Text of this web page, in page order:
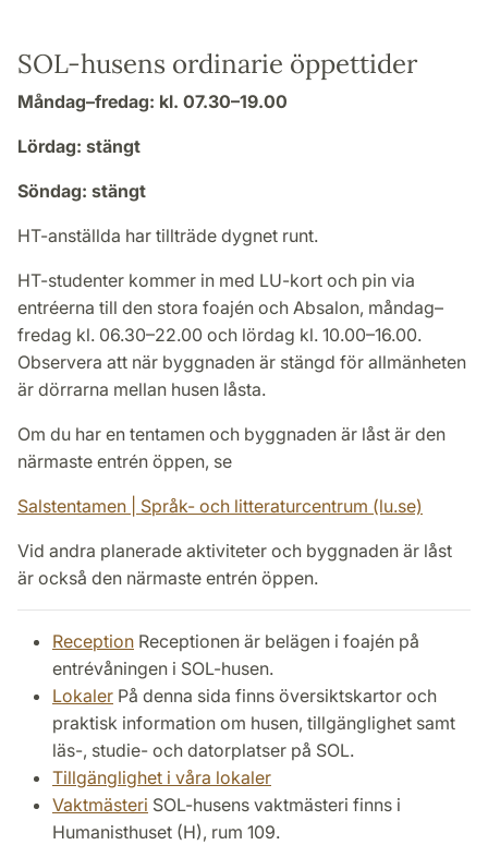
SOL-husens ordinarie öppettider
Måndag–fredag: kl. 07.30–19.00
Lördag: stängt
Söndag: stängt
HT-anställda har tillträde dygnet runt.
HT-studenter kommer in med LU-kort och pin via
entréerna till den stora foajén och Absalon, måndag–
fredag kl. 06.30–22.00 och lördag kl. 10.00–16.00.
Observera att när byggnaden är stängd för allmänheten
är dörrarna mellan husen låsta.
Om du har en tentamen och byggnaden är låst är den
närmaste entrén öppen, se
Salstentamen | Språk- och litteraturcentrum (lu.se)
Vid andra planerade aktiviteter och byggnaden är låst
är också den närmaste entrén öppen.
Reception Receptionen är belägen i foajén på
entrévåningen i SOL-husen.
Lokaler På denna sida finns översiktskartor och
praktisk information om husen, tillgänglighet samt
läs-, studie- och datorplatser på SOL.
Tillgänglighet i våra lokaler
Vaktmästeri SOL-husens vaktmästeri finns i
Humanisthuset (H), rum 109.